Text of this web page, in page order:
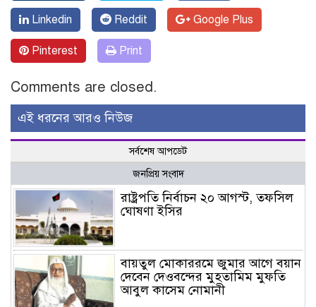
Linkedin Reddit Google Plus
Pinterest Print
Comments are closed.
এই ধরনের আরও নিউজ
সর্বশেষ আপডেট
জনপ্রিয় সংবাদ
রাষ্ট্রপতি নির্বাচন ২০ আগস্ট, তফসিল
ঘোষণা ইসির
বায়তুল মোকাররমে জুমার আগে বয়ান
দেবেন দেওবন্দের মুহতামিম মুফতি
আবুল কাসেম নোমানী